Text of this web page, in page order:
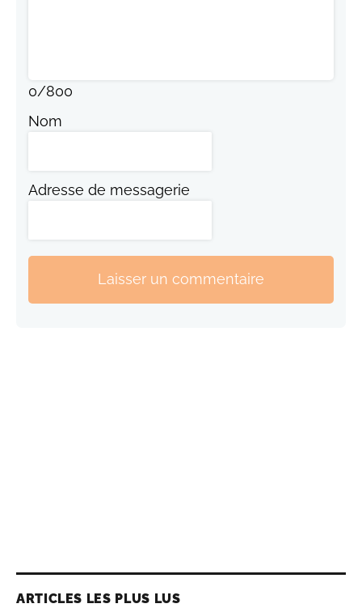
0/800
Nom
Adresse de messagerie
Laisser un commentaire
ARTICLES LES PLUS LUS